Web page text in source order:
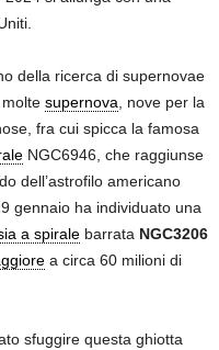
della ricerca di supernovae
supernova, nove per la
fra cui spicca la famosa
NGC6946, che raggiunse
dell’astrofilo americano
gennaio ha individuato una
a spirale barrata NGC3206
a circa 60 milioni di
sfuggire questa ghiotta